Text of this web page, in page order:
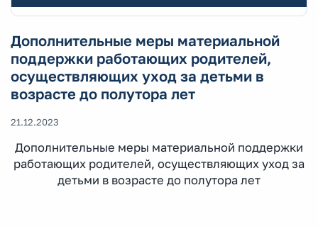
Дополнительные меры материальной
поддержки работающих родителей,
осуществляющих уход за детьми в
возрасте до полутора лет
21.12.2023
Дополнительные меры материальной поддержки
работающих родителей, осуществляющих уход за
детьми в возрасте до полутора лет